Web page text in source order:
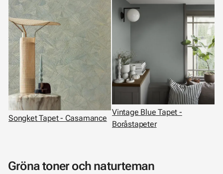
Songket Tapet - Casamance
Vintage Blue Tapet -
Boråstapeter
Gröna toner och naturteman